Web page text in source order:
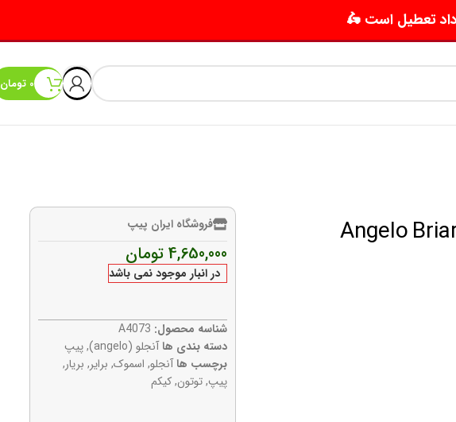
0 تومان
فروشگاه ایران پیپ
4,650,000 تومان
در انبار موجود نمی باشد
شناسه محصول: A4073
دسته بندی ها آنجلو (angelo) ,پیپ
برچسب ها آنجلو, اسموک, برایر, بریار,
پیپ,توتون,کیکم